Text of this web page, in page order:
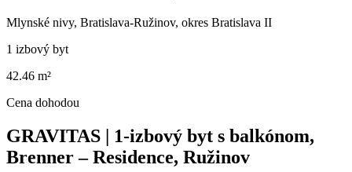
Mlynské nivy, Bratislava-Ružinov, okres Bratislava II
1 izbový byt
42.46 m²
Cena dohodou
GRAVITAS | 1-izbový byt s balkónom,
Brenner – Residence, Ružinov